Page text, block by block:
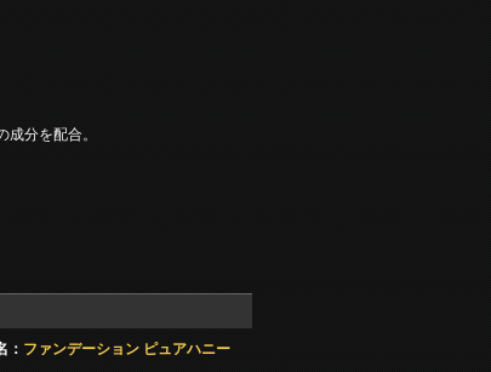
分を配合。
： ファンデーション ピュアハニー